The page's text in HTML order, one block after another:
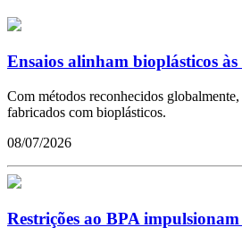
Ensaios alinham bioplásticos
Com métodos reconhecidos
fabricados com bioplásticos.
08/07/2026
Restrições ao BPA